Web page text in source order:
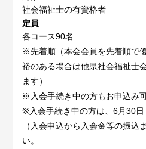
社会福祉士の有資格者
定員
各コース90名
※先着順（本会会員を先着順で
裕のある場合は他県社会福祉士
ます）
※入会手続き中の方もお申込み可
※入会手続き中の方は、6月30日
（入会申込から入会金等の振込
い。